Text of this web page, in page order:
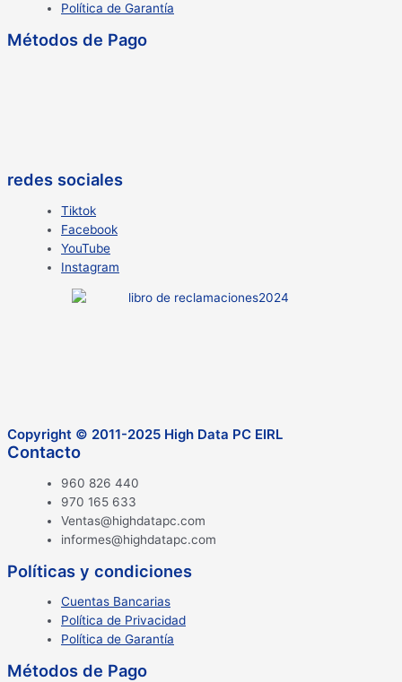
Política de Garantía
Métodos de Pago
redes sociales
Tiktok
Facebook
YouTube
Instagram
Copyright © 2011-2025 High Data PC EIRL
Contacto
960 826 440
970 165 633
Ventas@highdatapc.com
informes@highdatapc.com
Políticas y condiciones
Cuentas Bancarias
Política de Privacidad
Política de Garantía
Métodos de Pago